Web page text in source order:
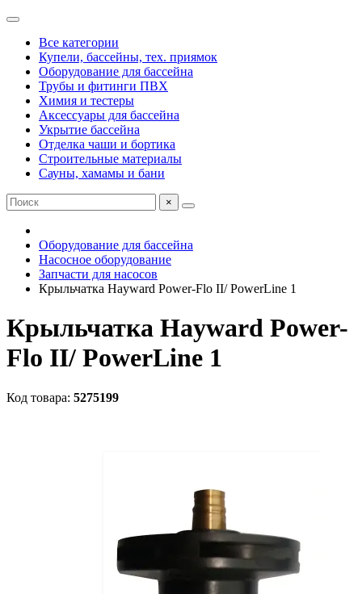
Все категории
Купели, бассейны, тех. приямок
Оборудование для бассейна
Трубы и фитинги ПВХ
Химия и тестеры
Аксессуары для бассейна
Укрытие бассейна
Отделка чаши и бортика
Строительные материалы
Сауны, хамамы и бани
×
Оборудование для бассейна
Насосное оборудование
Запчасти для насосов
Крыльчатка Hayward Power-Flo II/ PowerLine 1
Крыльчатка Hayward Power-
Flo II/ PowerLine 1
Код товара: 5275199